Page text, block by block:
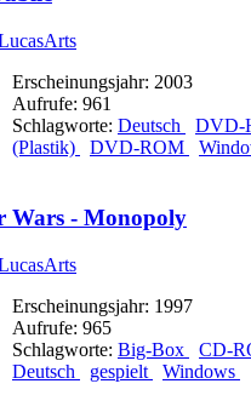
Erscheinungsjahr: 2003
Aufrufe: 961
Schlagworte: Deutsch
DVD-
(Plastik)
DVD-ROM
Wars - Monopoly
Erscheinungsjahr: 1997
Aufrufe: 965
Schlagworte: Big-Box
CD-
Deutsch
gespielt Windows